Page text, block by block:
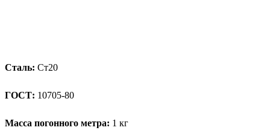
Сталь: Ст20
ГОСТ: 10705-80
Масса погонного метра: 1 кг